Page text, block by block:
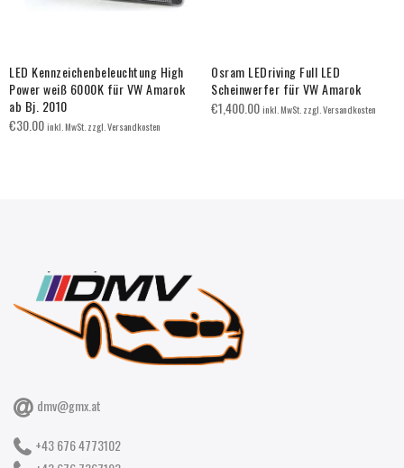
LED Kennzeichenbeleuchtung High
Power weiß 6000K für VW Amarok
ab Bj. 2010
€30.00inkl. MwSt. zzgl. Versandkosten
Osram LEDriving Full LED
Scheinwerfer für VW Amarok
€1,400.00inkl. MwSt. zzgl. Versandkosten
dmv@gmx.at
+43 676 4773102